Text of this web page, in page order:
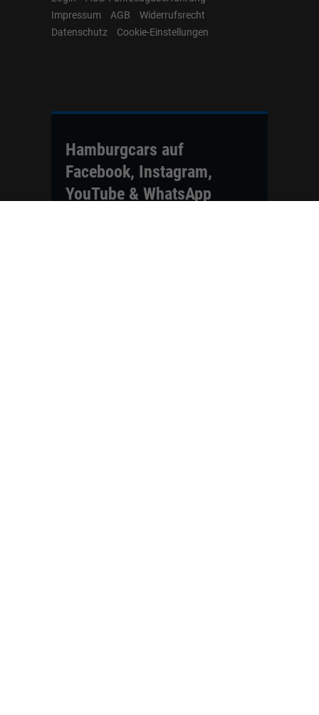
Impressum
AGB
Widerrufsrecht
Datenschutz
Cookie-Einstellungen
Hamburgcars auf
Facebook, Instagram,
YouTube & WhatsApp